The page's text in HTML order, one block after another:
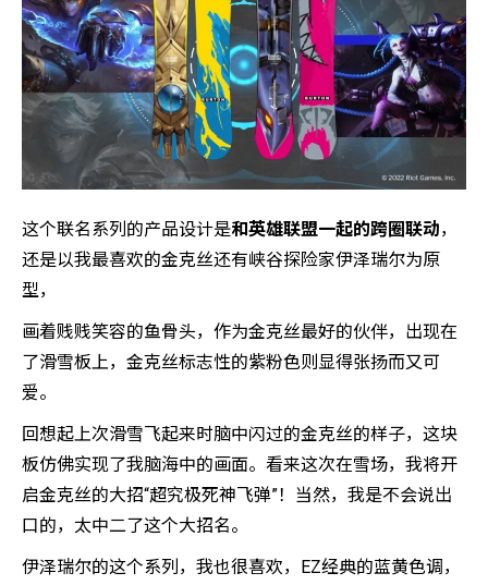
这个联名系列的产品设计是和英雄联盟一起的跨圈联动，
还是以我最喜欢的金克丝还有峡谷探险家伊泽瑞尔为原
型，
画着贱贱笑容的鱼骨头，作为金克丝最好的伙伴，出现在
了滑雪板上，金克丝标志性的紫粉色则显得张扬而又可
爱。
回想起上次滑雪飞起来时脑中闪过的金克丝的样子，这块
板仿佛实现了我脑海中的画面。看来这次在雪场，我将开
启金克丝的大招“超究极死神飞弹”！当然，我是不会说出
口的，太中二了这个大招名。
伊泽瑞尔的这个系列，我也很喜欢，EZ经典的蓝黄色调，